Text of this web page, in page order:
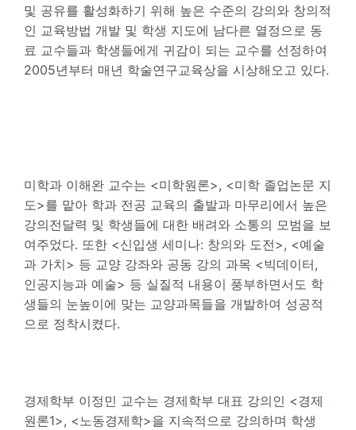
및 공유를 활성화하기 위해 높은 수준의 강의와 창의적
인 교육방법 개발 및 학생 지도에 남다른 열정으로 동
료 교수들과 학생들에게 귀감이 되는 교수를 선정하여
2005년부터 매년 학술연구교육상을 시상해오고 있다.
미학과 이해완 교수는 <미학원론>, <미학 졸업논문 지
도>를 맡아 학과 전공 교육의 출발과 마무리에서 높은
강의전달력 및 학생들에 대한 배려와 소통의 모범을 보
여주었다. 또한 <신입생 세미나: 창의와 도전>, <예술
과 가치> 등 교양 강좌와 공동 강의 과목 <빅데이터,
인공지능과 예술> 등 실질적 내용이 풍부하면서도 학
생들의 눈높이에 맞는 교양과목들을 개발하여 성공적
으로 정착시켰다.
경제학부 이정민 교수는 경제학부 대표 강의인 <경제
원론1>, <노동경제학>을 지속적으로 강의하며 학생